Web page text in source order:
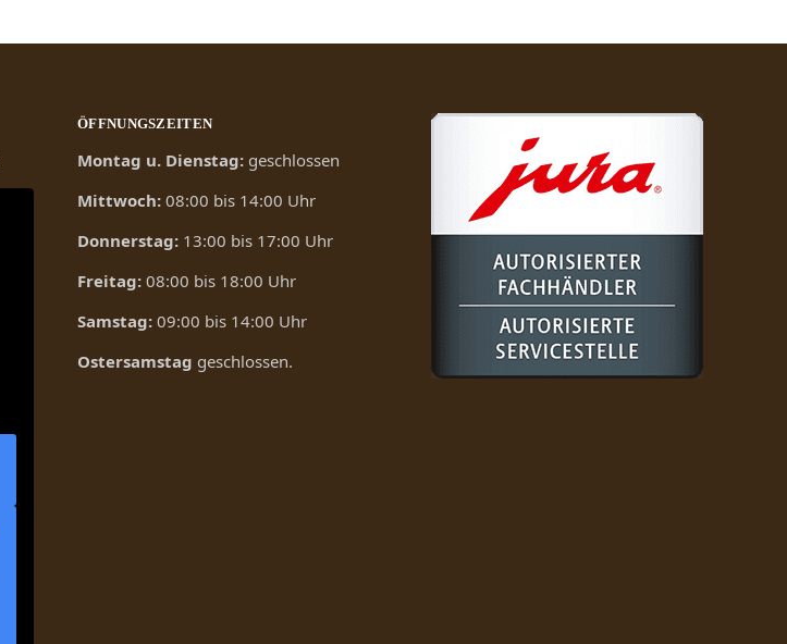
ÖFFNUNGSZEITEN
Montag u. Dienstag: geschlossen
Mittwoch: 08:00 bis 14:00 Uhr
Donnerstag: 13:00 bis 17:00 Uhr
Freitag: 08:00 bis 18:00 Uhr
Samstag: 09:00 bis 14:00 Uhr
Ostersamstag geschlossen.